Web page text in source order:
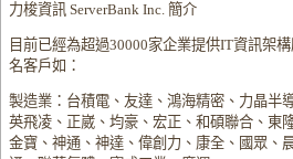
力梭資訊 ServerBank Inc. 簡介
目前已經為超過30000家企業提供IT資訊架
名客戶如：
製造業：台積電、友達、鴻海精密、力晶半
英飛凌、正崴、均豪、宏正、和碩聯合、東
金寶、神通、神達、偉創力、康全、國眾、